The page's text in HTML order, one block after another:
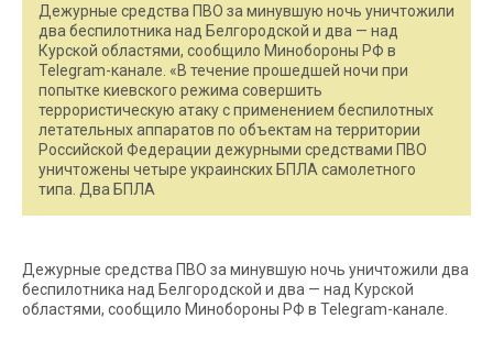
Дежурные средства ПВО за минувшую ночь уничтожили
два беспилотника над Белгородской и два — над
Курской областями, сообщило Минобороны РФ в
Telegram-канале. «В течение прошедшей ночи при
попытке киевского режима совершить
террористическую атаку с применением беспилотных
летательных аппаратов по объектам на территории
Российской Федерации дежурными средствами ПВО
уничтожены четыре украинских БПЛА самолетного
типа. Два БПЛА
Дежурные средства ПВО за минувшую ночь уничтожили два
беспилотника над Белгородской и два — над Курской
областями, сообщило Минобороны РФ в Telegram-канале.